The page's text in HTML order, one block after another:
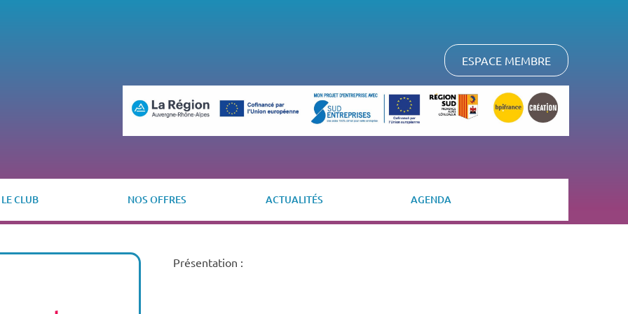
ESPACE MEMBRE
LE CLUB NOS OFFRES ACTUALITÉS AGENDA
Présentation :